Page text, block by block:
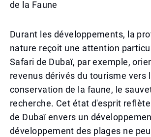
de la Faune
Durant les développements, la
nature reçoit une attention
Safari de Dubaï, par exemple,
revenus dérivés du tourisme vers
conservation de la faune, le
recherche. Cet état d'esprit
de Dubaï envers un
développement des plages ne